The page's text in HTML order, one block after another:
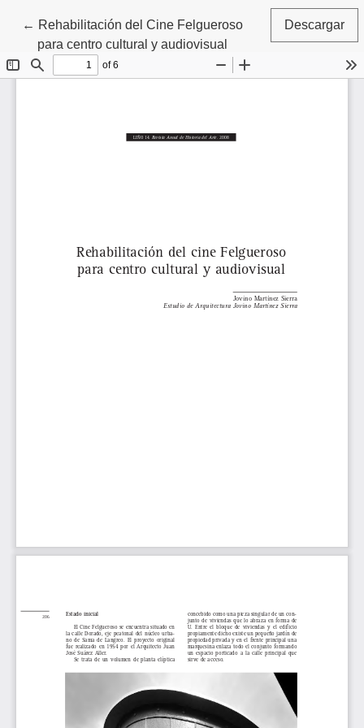
← Volver a los detalles del artículo
Rehabilitación del Cine Felgueroso
para centro cultural y audiovisual
Descargar